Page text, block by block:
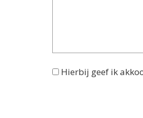
Hierbij geef ik